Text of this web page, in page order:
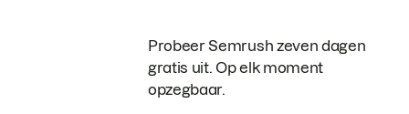
Probeer Semrush zeven dagen
gratis uit. Op elk moment
opzegbaar.